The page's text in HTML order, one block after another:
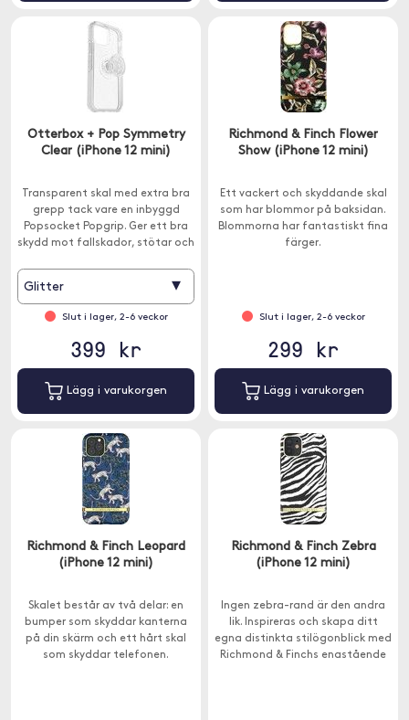
Otterbox + Pop Symmetry
Clear (iPhone 12 mini)
Transparent skal med extra bra
grepp tack vare en inbyggd
Popsocket Popgrip. Ger ett bra
skydd mot fallskador, stötar och
Glitter ▾
Slut i lager, 2-6 veckor
399 kr
Lägg i varukorgen
Richmond & Finch Flower
Show (iPhone 12 mini)
Ett vackert och skyddande skal
som har blommor på baksidan.
Blommorna har fantastiskt fina
färger.
Slut i lager, 2-6 veckor
299 kr
Lägg i varukorgen
Richmond & Finch Leopard
(iPhone 12 mini)
Skalet består av två delar: en
bumper som skyddar kanterna
på din skärm och ett hårt skal
som skyddar telefonen.
Richmond & Finch Zebra
(iPhone 12 mini)
Ingen zebra-rand är den andra
lik. Inspireras och skapa ditt
egna distinkta stilögonblick med
Richmond & Finchs enastående